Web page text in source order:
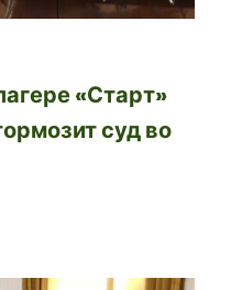
«Старт»
суд во